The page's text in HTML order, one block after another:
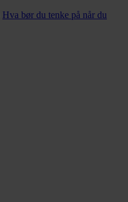
Hva bør du tenke på når du